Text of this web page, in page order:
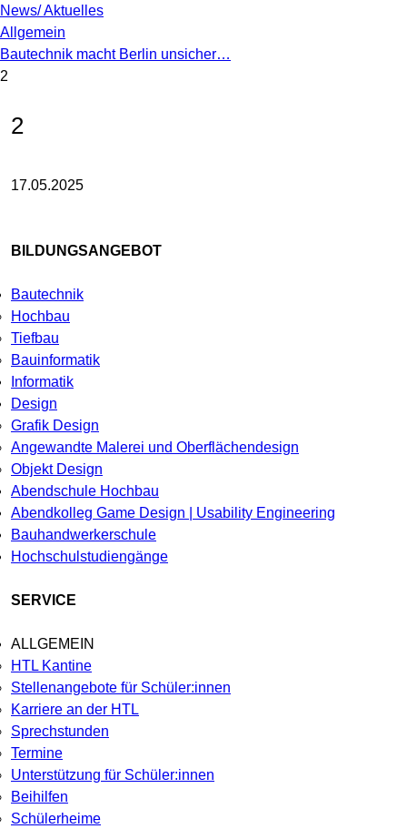
News/ Aktuelles
Allgemein
Bautechnik macht Berlin unsicher…
2
2
17.05.2025
BILDUNGSANGEBOT
Bautechnik
Hochbau
Tiefbau
Bauinformatik
Informatik
Design
Grafik Design
Angewandte Malerei und Oberflächendesign
Objekt Design
Abendschule Hochbau
Abendkolleg Game Design | Usability Engineering
Bauhandwerkerschule
Hochschulstudiengänge
SERVICE
ALLGEMEIN
HTL Kantine
Stellenangebote für Schüler:innen
Karriere an der HTL
Sprechstunden
Termine
Unterstützung für Schüler:innen
Beihilfen
Schülerheime